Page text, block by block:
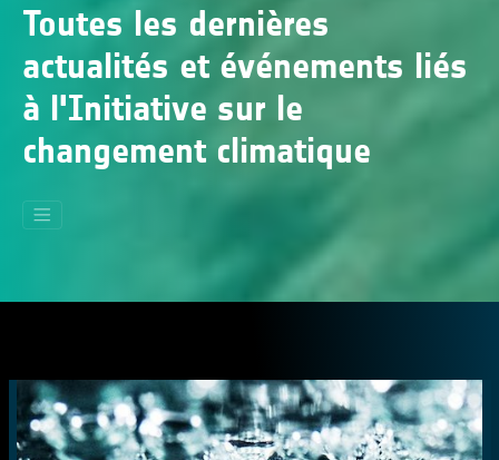
Toutes les dernières
actualités et événements liés
à l'Initiative sur le
changement climatique